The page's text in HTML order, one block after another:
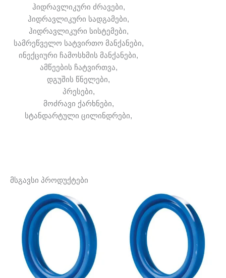
ჰიდრავლიკური ძრავები,
ჰიდრავლიკური სადგამები,
ჰიდრავლიკური სისტემები,
სამრეწველო სატვირთო მანქანები,
ინექციური ჩამოსხმის მანქანები,
ამწეების ჩატვირთვა,
დგუშის წნელები,
პრესები,
მოძრავი ქარხნები,
სტანდარტული ცილინდრები,
მსგავსი პროდუქტები